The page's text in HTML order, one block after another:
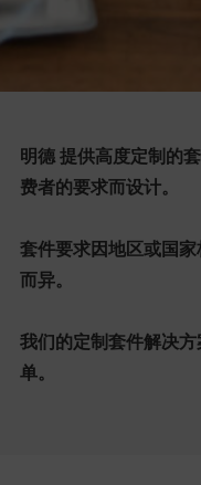
明德 提供高度定制的
费者的要求而设计。
套件要求因地区或国
而异。
我们的定制套件解决
单。